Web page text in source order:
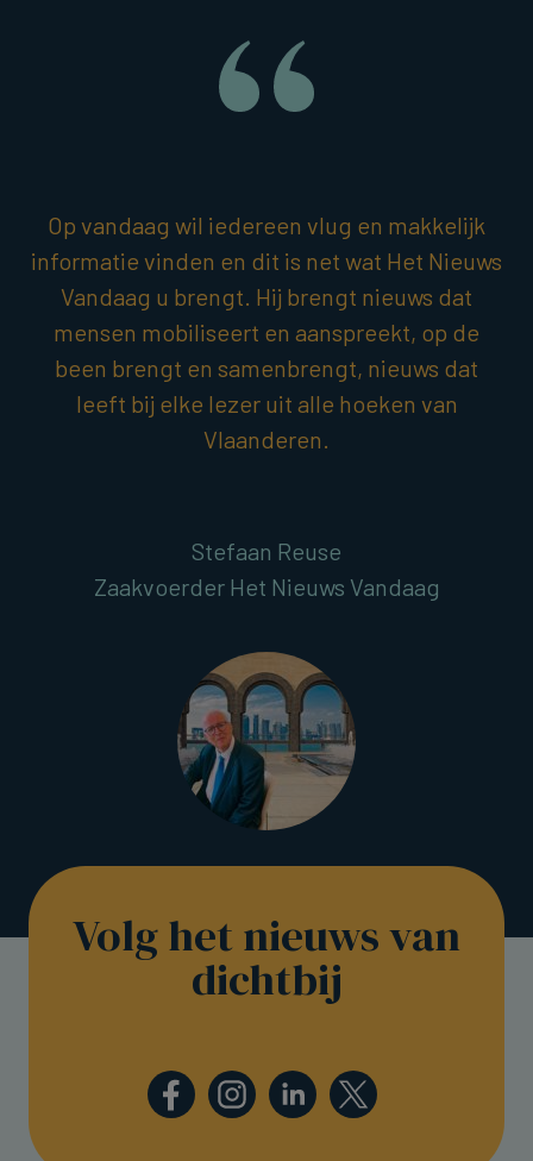
Op vandaag wil iedereen vlug en makkelijk
informatie vinden en dit is net wat Het Nieuws
Vandaag u brengt. Hij brengt nieuws dat
mensen mobiliseert en aanspreekt, op de
been brengt en samenbrengt, nieuws dat
leeft bij elke lezer uit alle hoeken van
Vlaanderen.
Stefaan Reuse
Zaakvoerder Het Nieuws Vandaag
Volg het nieuws van
dichtbij